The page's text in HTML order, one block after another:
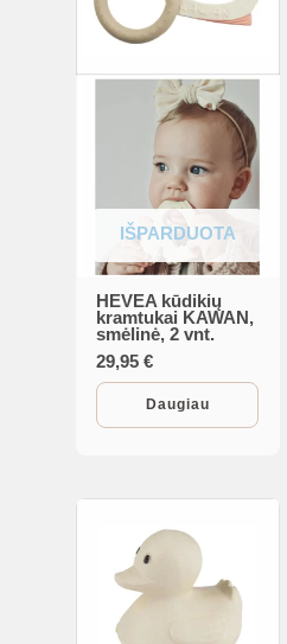
IŠPARDUOTA
HEVEA kūdikių
kramtukai KAWAN,
smėlinė, 2 vnt.
29,95€
Daugiau